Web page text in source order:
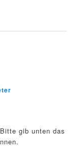
gib unten das